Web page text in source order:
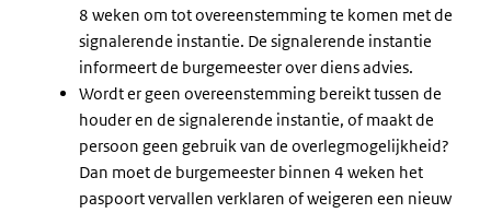
8 weken om tot overeenstemming te komen met de
signalerende instantie. De signalerende instantie
informeert de burgemeester over diens advies.
Wordt er geen overeenstemming bereikt tussen de
houder en de signalerende instantie, of maakt de
persoon geen gebruik van de overlegmogelijkheid?
Dan moet de burgemeester binnen 4 weken het
paspoort vervallen verklaren of weigeren een nieuw